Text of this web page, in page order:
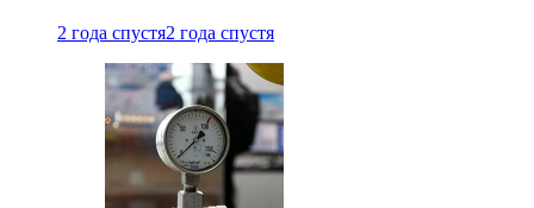
2 года спустя2 года спустя